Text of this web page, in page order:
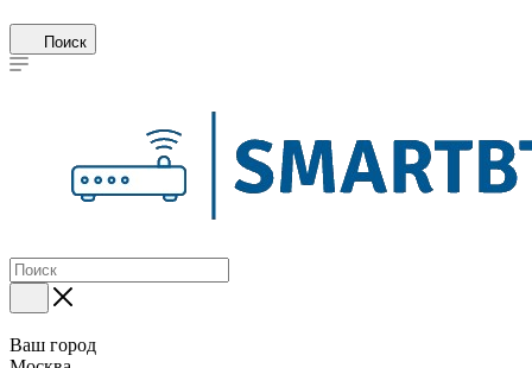
Поиск
Ваш город